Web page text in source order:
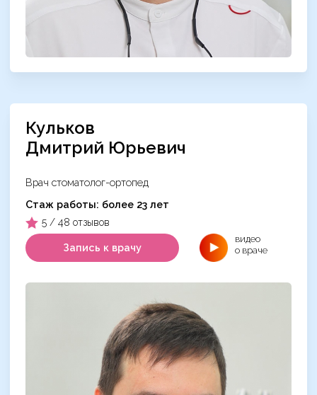
Кульков
Дмитрий Юрьевич
Врач стоматолог-ортопед
Cтаж работы: более 23 лет
5 / 48 отзывов
Запись к врачу
видео
о враче